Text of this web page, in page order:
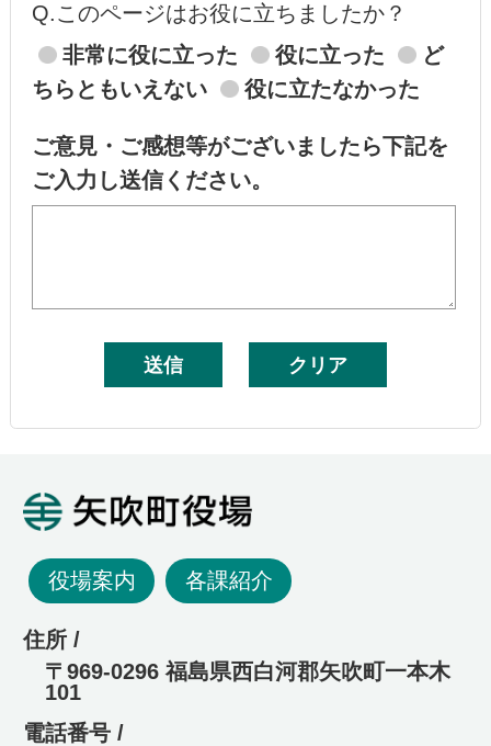
Q.このページはお役に立ちましたか？
非常に役に立った
役に立った
ど
ちらともいえない
役に立たなかった
ご意見・ご感想等がございましたら下記を
ご入力し送信ください。
役場案内 各課紹介
住所 /
〒969-0296 福島県西白河郡矢吹町一本木
101
電話番号 /